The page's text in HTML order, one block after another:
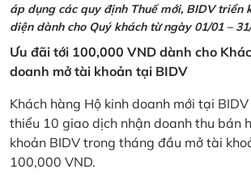
áp dụng các quy định Thuế mới, BIDV triển
diện dành cho Quý khách từ ngày 01/01 –
Ưu đãi tới 100,000 VND dành cho
doanh mở tài khoản tại BIDV
Khách hàng Hộ kinh doanh mới tại
thiểu 10 giao dịch nhận doanh thu bán
khoản BIDV trong tháng đầu mở tài
100,000 VND.